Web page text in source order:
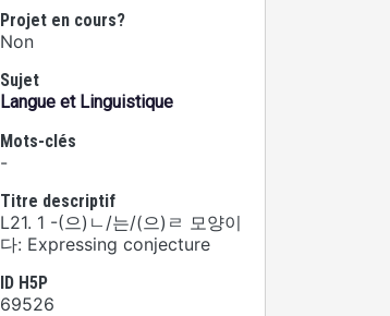
Projet en cours?
Non
Sujet
Langue et Linguistique
Mots-clés
-
Titre descriptif
L21. 1 -(으)ㄴ/는/(으)ㄹ 모양이
다: Expressing conjecture
ID H5P
69526